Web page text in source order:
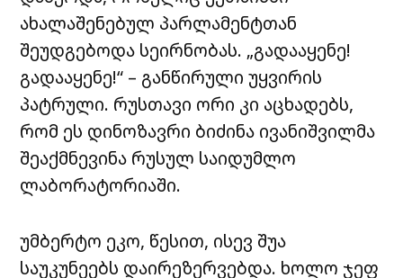
ახალაშენებულ პარლამენტთან
შეუდგებოდა სეირნობას. „გადააყენე!
გადააყენე!“ – განწირული უყვირის
პატრული. რუსთავი ორი კი აცხადებს,
რომ ეს დინოზავრი ბიძინა ივანიშვილმა
შეაქმნევინა რუსულ საიდუმლო
ლაბორატორიაში.
უმბერტო ეკო, წესით, ისევ შუა
საუკუნეებს დაირეზერვებდა. ხოლო ჯეფ